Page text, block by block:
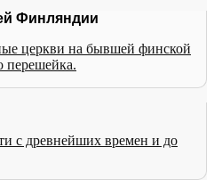
Финляндии
церкви на бывшей финской
перешейка.
с древнейших времен и до